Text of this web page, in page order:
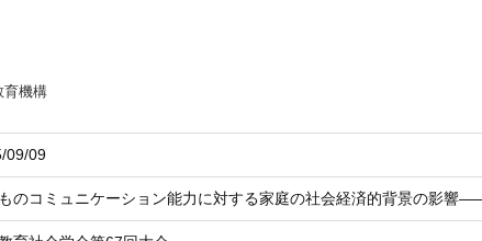
育機構
09/09
のコミュニケーション能力に対する家庭の社会経済的背景の影響